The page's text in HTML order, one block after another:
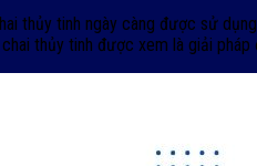
thủy tinh ngày càng được sử
thủy tinh được xem là giải